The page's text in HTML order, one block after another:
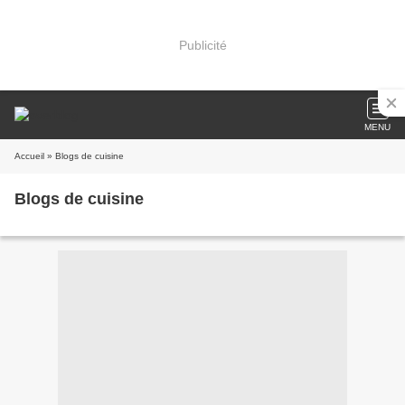
Publicité
MENU
Accueil » Blogs de cuisine
Blogs de cuisine